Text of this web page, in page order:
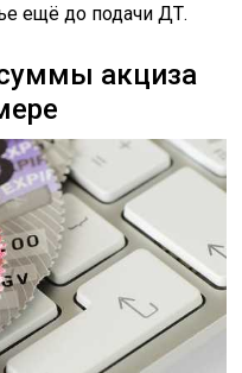
ещё до подачи ДТ.
акциза